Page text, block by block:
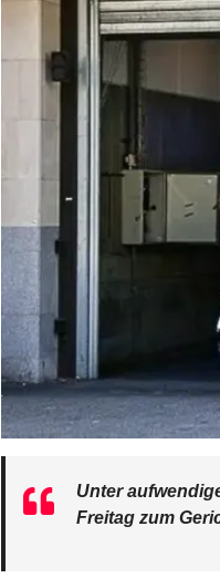
Unter
Freitag zum